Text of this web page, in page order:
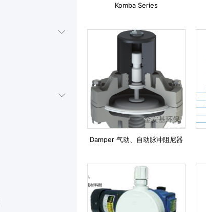


Komba Series
金安基环保
Damper 气动、自动脉冲阻尼器